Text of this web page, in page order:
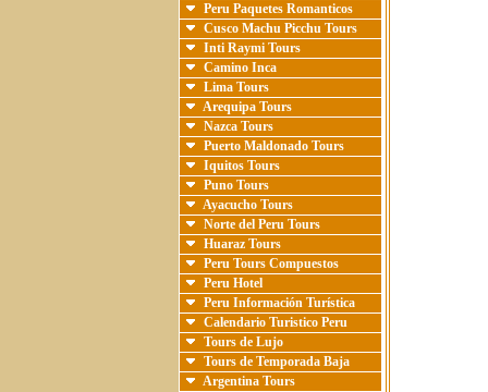
Peru Paquetes Romanticos
Cusco Machu Picchu Tours
Inti Raymi Tours
Camino Inca
Lima Tours
Arequipa Tours
Nazca Tours
Puerto Maldonado Tours
Iquitos Tours
Puno Tours
Ayacucho Tours
Norte del Peru Tours
Huaraz Tours
Peru Tours Compuestos
Peru Hotel
Peru Información Turística
Calendario Turistico Peru
Tours de Lujo
Tours de Temporada Baja
Argentina Tours